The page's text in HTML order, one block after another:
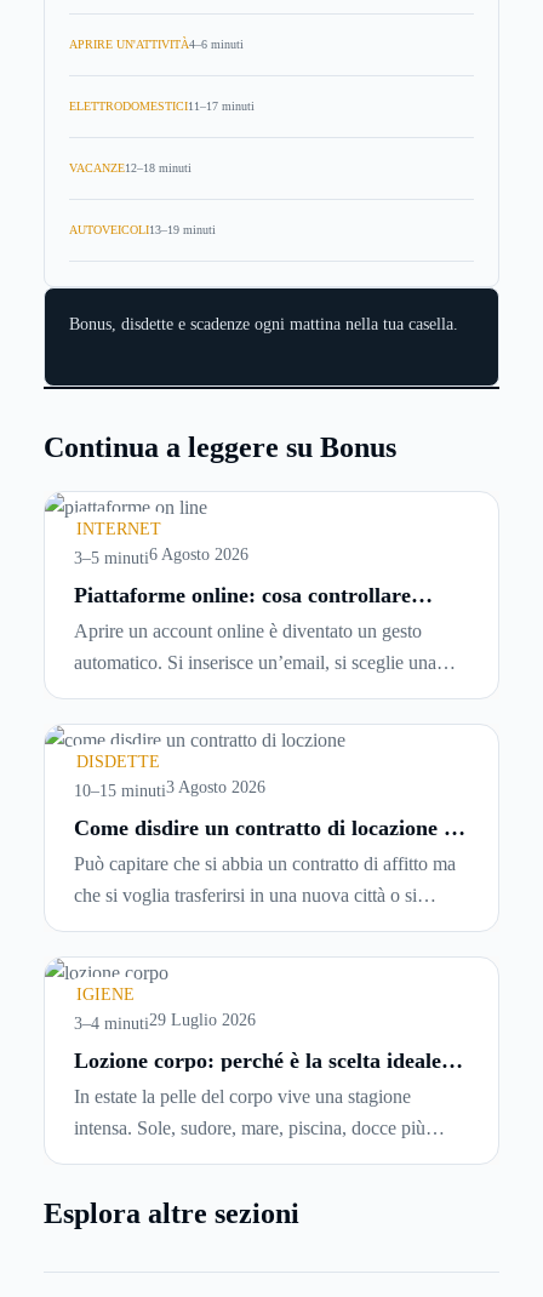
APRIRE UN'ATTIVITÀ4–6 minuti
ELETTRODOMESTICI11–17 minuti
VACANZE12–18 minuti
AUTOVEICOLI13–19 minuti
Bonus, disdette e scadenze ogni mattina nella tua casella.
Continua a leggere su Bonus
INTERNET
3–5 minuti6 Agosto 2026
Piattaforme online: cosa controllare
prima di iscriversi e usare servizi in
tempo reale
Aprire un account online è diventato un gesto
automatico. Si inserisce un’email, si sceglie una
password, si accetta una serie di condizioni senza
leggerle davvero. Tutto avviene in pochi minuti,
spesso senza che ci si fermi a capire dove si sta
entrando.
DISDETTE
10–15 minuti3 Agosto 2026
Come disdire un contratto di locazione in
modo corretto ed efficace
Può capitare che si abbia un contratto di affitto ma
che si voglia trasferirsi in una nuova città o si
abbiano problemi a pagare il canone, per cui si
comincia a cercare un’altra abitazione: è legittimo
chiedersi se è possibile
locazioneprima che scada. In questa guida
capiremo come inviare la disdetta per un contratto
IGIENE
3–4 minuti29 Luglio 2026
Lozione corpo: perché è la scelta ideale
In estate la pelle del corpo vive una stagione
intensa. Sole, sudore, mare, piscina, docce più
frequenti e aria condizionata possono renderla
meno confortevole. Eppure, proprio nei mesi caldi,
Esplora altre sezioni